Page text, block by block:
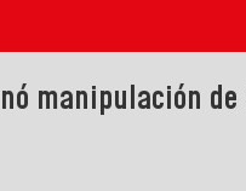
manipulación